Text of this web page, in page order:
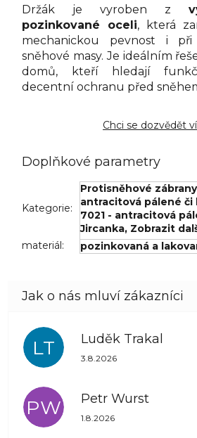
Držák je vyroben z
pozinkované oceli, která
mechanickou pevnost i
sněhové masy. Je ideálním
domů, kteří hledají
decentní ochranu před
Chci se dozvědět
Doplňkové parametry
Kategorie:
Protisněhové zábrany
antracitová pálené
7021 - antracitová
Jircanka, Zobrazit
materiál: pozinkovaná a
LT Luděk Trakal
Hodnocení obchodu je
3.8.2026
PW Petr Wurst
Hodnocení obchodu je
1.8.2026